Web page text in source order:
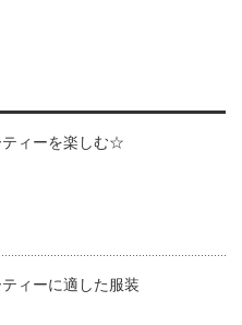
ィーを楽しむ☆
ィーに適した服装